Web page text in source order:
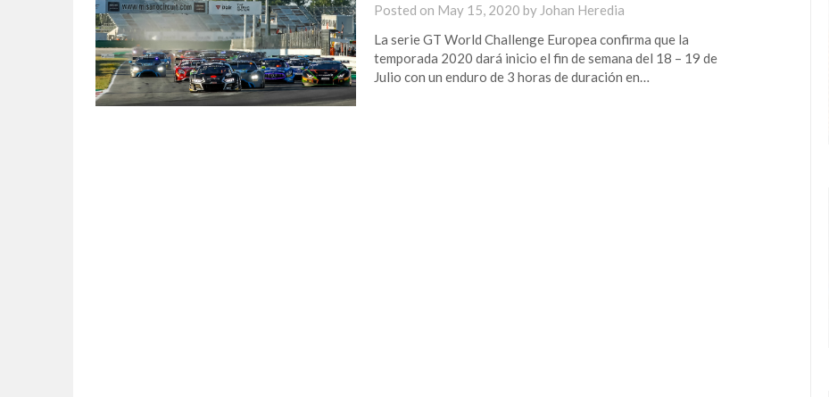
Posted on May 15, 2020 by Johan Heredia
La serie GT World Challenge Europea confirma que la
temporada 2020 dará inicio el fin de semana del 18 – 19 de
Julio con un enduro de 3 horas de duración en…